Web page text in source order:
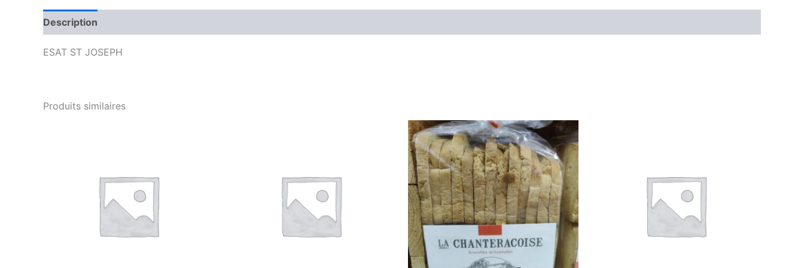
Description
ESAT ST JOSEPH
Produits similaires